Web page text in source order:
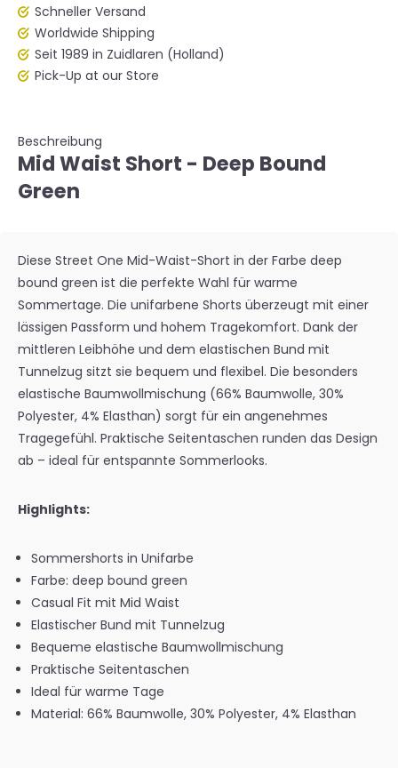
Schneller Versand
Worldwide Shipping
Seit 1989 in Zuidlaren (Holland)
Pick-Up at our Store
Beschreibung
Mid Waist Short - Deep Bound
Green
Diese Street One Mid-Waist-Short in der Farbe deep
bound green ist die perfekte Wahl für warme
Sommertage. Die unifarbene Shorts überzeugt mit einer
lässigen Passform und hohem Tragekomfort. Dank der
mittleren Leibhöhe und dem elastischen Bund mit
Tunnelzug sitzt sie bequem und flexibel. Die besonders
elastische Baumwollmischung (66% Baumwolle, 30%
Polyester, 4% Elasthan) sorgt für ein angenehmes
Tragegefühl. Praktische Seitentaschen runden das Design
ab – ideal für entspannte Sommerlooks.
Highlights:
Sommershorts in Unifarbe
Farbe: deep bound green
Casual Fit mit Mid Waist
Elastischer Bund mit Tunnelzug
Bequeme elastische Baumwollmischung
Praktische Seitentaschen
Ideal für warme Tage
Material: 66% Baumwolle, 30% Polyester, 4% Elasthan